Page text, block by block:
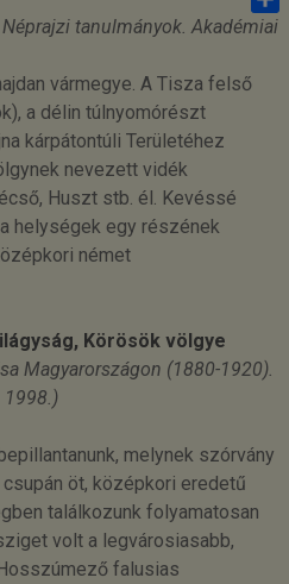
Share
tanulmányok. Akadémiai
vármegye. A Tisza felső
a délin túlnyomórészt
kárpátontúli Területéhez
nevezett vidék
Huszt stb. él. Kevéssé
helységek egy részének
német
Körösök völgye
Magyarországon (1880-1920).
1998.)
melynek szórvány
öt, középkori eredetű
találkozunk folyamatosan
volt a legvárosiasabb,
falusias